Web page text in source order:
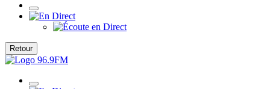
Retour